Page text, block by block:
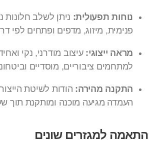
נוחות תפעולית: ניתן לשלב חלונות
פנימית, מיזוג, מדפים ופתחים לפי
מראה ייצוגי: עיצוב מודרני, נקי
למתחמים ציבוריים, מוסדיים
התקנה מהירה: הודות לשיטת
העמדה מגיעה מוכנה ומותקנת תוך
התאמה למגזרים שונים